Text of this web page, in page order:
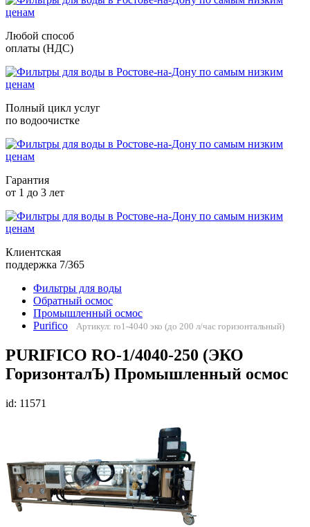
Любой способ
оплаты (НДС)
Полный цикл услуг
по водоочистке
Гарантия
от 1 до 3 лет
Клиентская
поддержка 7/365
Фильтры для воды
Обратный осмос
Промышленный осмос
Purifico
Артикул: ro1-4040 эко (до 200 л/час горизонтальный)
PURIFICO RO-1/4040-250 (ЭКО
ГоризонталЪ) Промышленный осмос
id: 11571